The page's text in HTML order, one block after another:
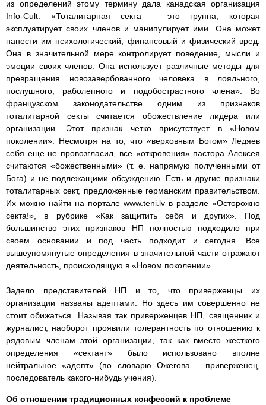
из определений этому термину дала канадская организация
Info-Cult: «Тоталитарная секта – это группа, которая
эксплуатирует своих членов и манипулирует ими. Она может
нанести им психологический, финансовый и физический вред.
Она в значительной мере контролирует поведение, мысли и
эмоции своих членов. Она использует различные методы для
превращения новозавербованного человека в лояльного,
послушного, раболепного и подобострастного члена». Во
французском законодательстве одним из признаков
тоталитарной секты считается обожествление лидера или
организации. Этот признак четко присутствует в «Новом
поколении». Несмотря на то, что «верховным Богом» Ледяев
себя еще не провозгласил, все «откровения» пастора Алексея
считаются «божественными» (т. е. напрямую полученными от
Бога) и не подлежащими обсуждению. Есть и другие признаки
тоталитарных сект, предложенные германским правительством.
Их можно найти на портале www.teni.lv в разделе «Осторожно
секта!», в рубрике «Как защитить себя и других». Под
большинство этих признаков НП полностью подходило при
своем основании и под часть подходит и сегодня. Все
вышеупомянутые определения в значительной части отражают
деятельность, происходящую в «Новом поколении».
Задело представителей НП и то, что приверженцы их
организации названы адептами. Но здесь им совершенно не
стоит обижаться. Называя так приверженцев НП, священник и
журналист, наоборот проявили толерантность по отношению к
рядовым членам этой организации, так как вместо жесткого
определения «сектант» было использовано вполне
нейтральное «адепт» (по словарю Ожегова – приверженец,
последователь какого-нибудь учения).
Об отношении традиционных конфессий к проблеме